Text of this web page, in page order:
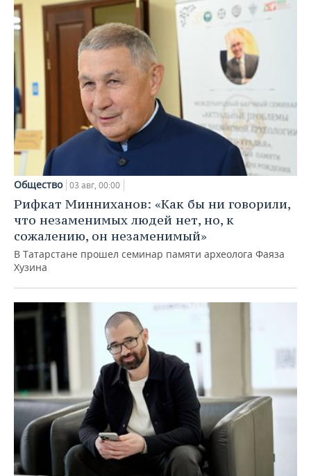
Общество 03 авг, 00:00
Рифкат Минниханов: «Как бы ни говорили,
что незаменимых людей нет, но, к
сожалению, он незаменимый»
В Татарстане прошел семинар памяти археолога Фаяза
Хузина